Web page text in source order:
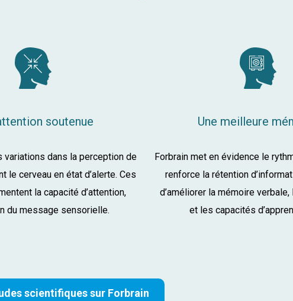
soutenue
variations dans la perception de
le cerveau en état d’alerte. Ces
la capacité d’attention,
du message sensorielle.
Une meilleure
Forbrain met en évidence le
renforce la rétention
d’améliorer la mémoire
et les capacités
scientifiques sur Forbrain